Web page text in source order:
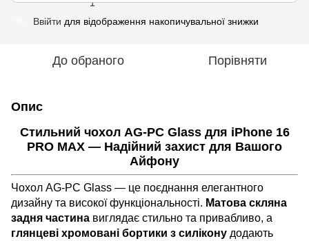
Ввійти для відображення накопичувальної знижки
До обраного Порівняти
Опис
Стильний чохол AG-PC Glass для iPhone 16
PRO MAX — Надійний захист для Вашого
Айфону
Чохол AG-PC Glass — це поєднання елегантного
дизайну та високої функціональності. Матова скляна
задня частина виглядає стильно та привабливо, а
глянцеві хромовані бортики з силікону додають